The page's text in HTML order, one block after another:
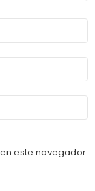
este navegador